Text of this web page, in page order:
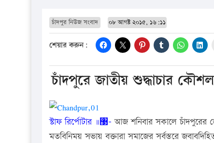
চাঁদপুর নিউজ সংবাদ ০৮ আগষ্ট ২০১৫, ১৬:১১
শেয়ার করুন:
চাঁদপুরে জাতীয় শুদ্ধাচার
স্টাফ রির্পোটার ॥঳- আজ শনিবার সকালে চাঁদপুরের
মতবিনিময় সভায় বক্তারা সমাজের সর্বস্তরে